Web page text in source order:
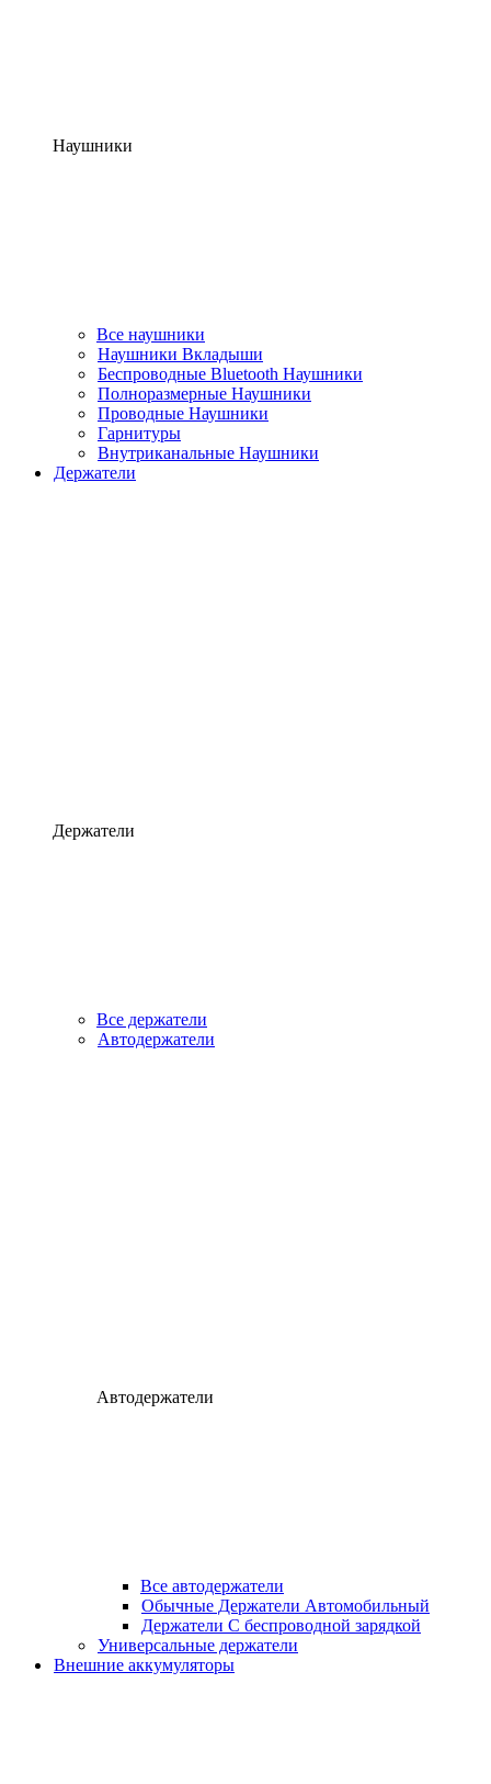
Наушники
Все наушники
Наушники Вкладыши
Беспроводные Bluetooth Наушники
Полноразмерные Наушники
Проводные Наушники
Гарнитуры
Внутриканальные Наушники
Держатели
Держатели
Все держатели
Автодержатели
Автодержатели
Все автодержатели
Обычные Держатели Автомобильный
Держатели С беспроводной зарядкой
Универсальные держатели
Внешние аккумуляторы